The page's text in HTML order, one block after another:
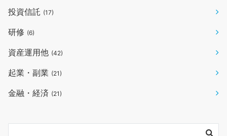
投資信託 (17)
研修 (6)
資産運用他 (42)
起業・副業 (21)
金融・経済 (21)